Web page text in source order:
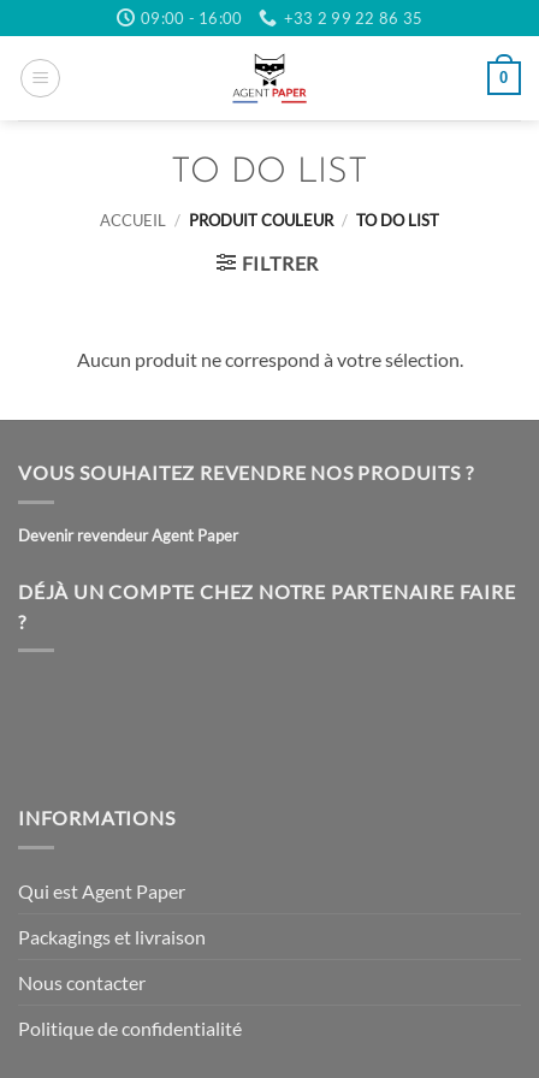
au
contenu
09:00 - 16:00 +33 2 99 22 86 35
0
TO DO LIST
ACCUEIL / PRODUIT COULEUR / TO DO LIST
FILTRER
Aucun produit ne correspond à votre sélection.
VOUS SOUHAITEZ REVENDRE NOS PRODUITS ?
Devenir revendeur Agent Paper
DÉJÀ UN COMPTE CHEZ NOTRE PARTENAIRE FAIRE
?
INFORMATIONS
Qui est Agent Paper
Packagings et livraison
Nous contacter
Politique de confidentialité